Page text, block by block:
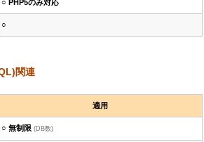
○ PHP5のみ対応
○
関連
適用
○ 無制限 (DB数)